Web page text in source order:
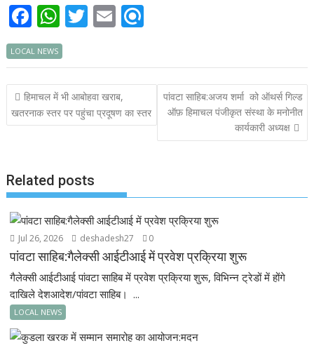
F
ac
e
b
o
o
W
h
at
s
A
p
T
itt
er
E
ai
l
i
n
d
LOCAL NEWS
Post
navigation
हिमाचल में भी आबोहवा खराब,
खतरनाक स्तर पर पहुंचा प्रदूषण का स्तर
पांवटा साहिब:अजय शर्मा को ऑथर्स गिल्ड
ऑफ़ हिमाचल पंजीकृत संस्था के मनोनीत
कार्यकारी अध्यक्ष
Related posts
Jul 26, 2026 deshadesh27 0
पांवटा साहिब:गैलेक्सी आईटीआई में प्रवेश प्रक्रिया शुरू
गैलेक्सी आईटीआई पांवटा साहिब में प्रवेश प्रक्रिया शुरू, विभिन्न ट्रेडों में होंगे
दाखिले देशआदेश/पांवटा साहिब। ...
LOCAL NEWS